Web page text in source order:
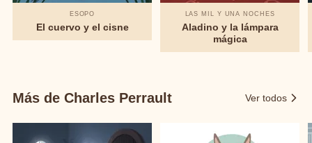
ESOPO
El cuervo y el cisne
LAS MIL Y UNA NOCHES
Aladino y la lámpara
mágica
Más de Charles Perrault Ver todos